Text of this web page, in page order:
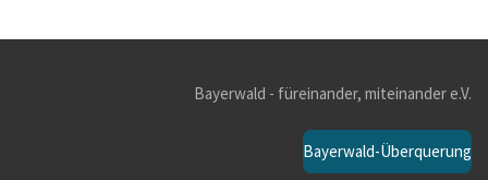
Bayerwald - füreinander, miteinander e.V.
Bayerwald-Überquerung